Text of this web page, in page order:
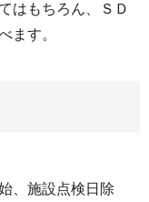
はもちろん、ＳＤ
ます。
、施設点検日除